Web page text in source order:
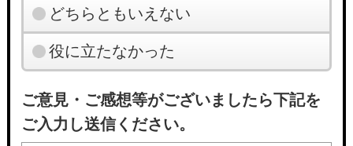
どちらともいえない
役に立たなかった
ご意見・ご感想等がございましたら下記を
ご入力し送信ください。